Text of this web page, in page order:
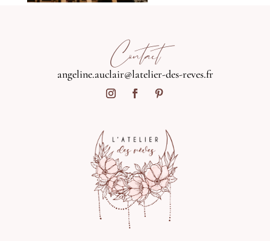
Contact
angeline.auclair@latelier-des-reves.fr